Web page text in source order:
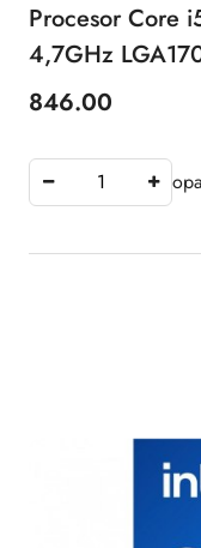
Procesor Core
4,7GHz
Price:
846.00